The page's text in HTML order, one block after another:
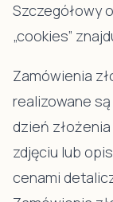
Szczegółowy
„cookies”
Zamówienia
realizowane
dzień
zdjęciu lub
cenami